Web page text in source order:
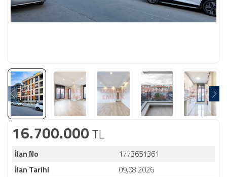
16.700.000TL
İlan No
İlan Tarihi
1773651361
09.08.2026